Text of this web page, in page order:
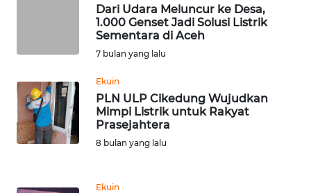
Dari Udara Meluncur ke Desa,
1.000 Genset Jadi Solusi Listrik
Sementara di Aceh
7 bulan yang lalu
Ekuin
PLN ULP Cikedung Wujudkan
Mimpi Listrik untuk Rakyat
Prasejahtera
8 bulan yang lalu
Ekuin
WN DELI
SERDANG
WN